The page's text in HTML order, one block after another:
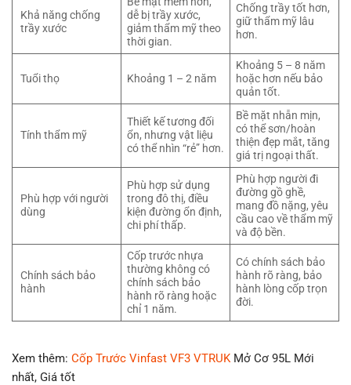
Khả năng chống
trầy xước
dễ bị trầy xước,
giảm thẩm mỹ theo
thời gian.
Chống trầy tốt hơn,
giữ thẩm mỹ lâu
hơn.
Tuổi thọ Khoảng 1 – 2 năm
Khoảng 5 – 8 năm
hoặc hơn nếu bảo
quản tốt.
Tính thẩm mỹ
Thiết kế tương đối
ổn, nhưng vật liệu
có thể nhìn “rẻ” hơn.
Bề mặt nhẵn mịn,
có thể sơn/hoàn
thiện đẹp mắt, tăng
giá trị ngoại thất.
Phù hợp với người
dùng
Phù hợp sử dụng
trong đô thị, điều
kiện đường ổn định,
chi phí thấp.
Phù hợp người đi
đường gồ ghề,
mang đồ nặng, yêu
cầu cao về thẩm mỹ
và độ bền.
Chính sách bảo
hành
Cốp trước nhựa
thường không có
chính sách bảo
hành rõ ràng hoặc
chỉ 1 năm.
Có chính sách bảo
hành rõ ràng, bảo
hành lòng cốp trọn
đời.
Xem thêm: Cốp Trước Vinfast VF3 VTRUKMở Cơ 95L Mới
nhất, Giá tốt